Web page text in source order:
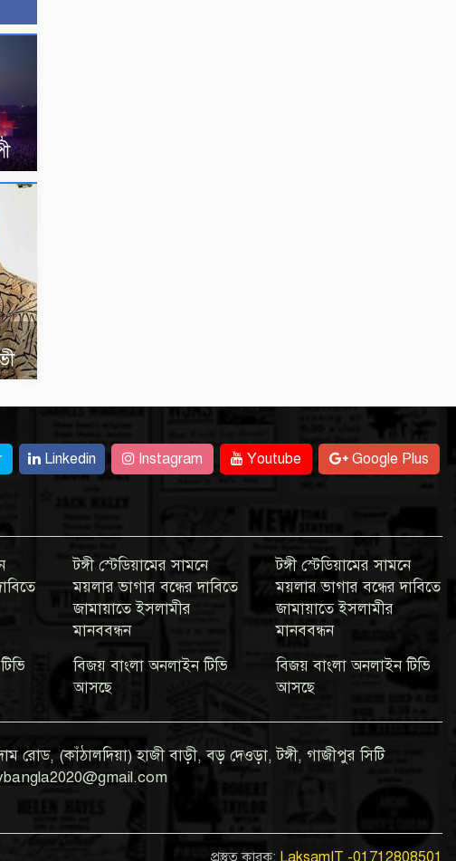
Linkedin Instagram Youtube Google Plus
টঙ্গী স্টেডিয়ামের সামনে
ময়লার ভাগার বন্ধের দাবিতে
জামায়াতে ইসলামীর
মানববন্ধন
বিজয় বাংলা অনলাইন টিভি
আসছে
টঙ্গী স্টেডিয়ামের সামনে
ময়লার ভাগার বন্ধের দাবিতে
জামায়াতে ইসলামীর
মানববন্ধন
বিজয় বাংলা অনলাইন টিভি
আসছে
রোড, (কাঁঠালদিয়া) হাজী বাড়ী, বড় দেওড়া, টঙ্গী, গাজীপুর সিটি